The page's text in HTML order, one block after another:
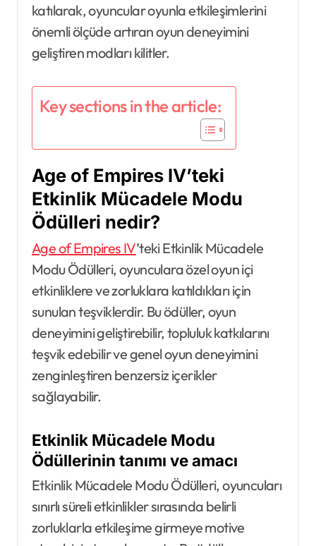
katılarak, oyuncular oyunla etkileşimlerini
önemli ölçüde artıran oyun deneyimini
geliştiren modları kilitler.
Key sections in the article:
Age of Empires IV’teki
Etkinlik Mücadele Modu
Ödülleri nedir?
Age of Empires IV’teki Etkinlik Mücadele
Modu Ödülleri, oyunculara özel oyun içi
etkinliklere ve zorluklara katıldıkları için
sunulan teşviklerdir. Bu ödüller, oyun
deneyimini geliştirebilir, topluluk katkılarını
teşvik edebilir ve genel oyun deneyimini
zenginleştiren benzersiz içerikler
sağlayabilir.
Etkinlik Mücadele Modu
Ödüllerinin tanımı ve amacı
Etkinlik Mücadele Modu Ödülleri, oyuncuları
sınırlı süreli etkinlikler sırasında belirli
zorluklarla etkileşime girmeye motive